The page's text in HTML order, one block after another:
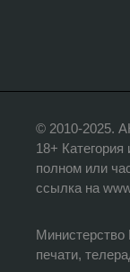
© 2010-2025.
18+
полном или
ссылка на
печати,